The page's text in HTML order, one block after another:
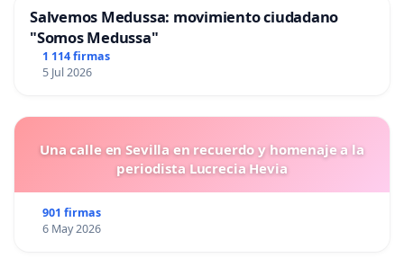
Salvemos Medussa: movimiento ciudadano
"Somos Medussa"
1 114 firmas
5 Jul 2026
Una calle en Sevilla en recuerdo y homenaje a la
periodista Lucrecia Hevia
901 firmas
6 May 2026